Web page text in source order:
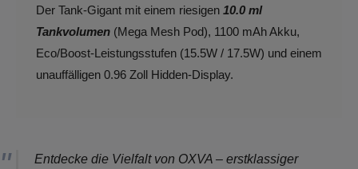
Der Tank-Gigant mit einem riesigen 10.0 ml
Tankvolumen (Mega Mesh Pod), 1100 mAh Akku,
Eco/Boost-Leistungsstufen (15.5W / 17.5W) und einem
unauffälligen 0.96 Zoll Hidden-Display.
Entdecke die Vielfalt von OXVA – erstklassiger